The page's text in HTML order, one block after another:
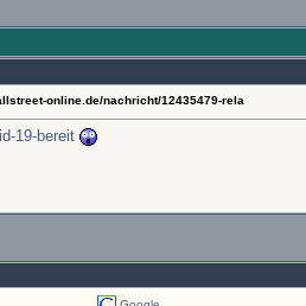
online.de/nachricht/12435479-rela
19-bereit